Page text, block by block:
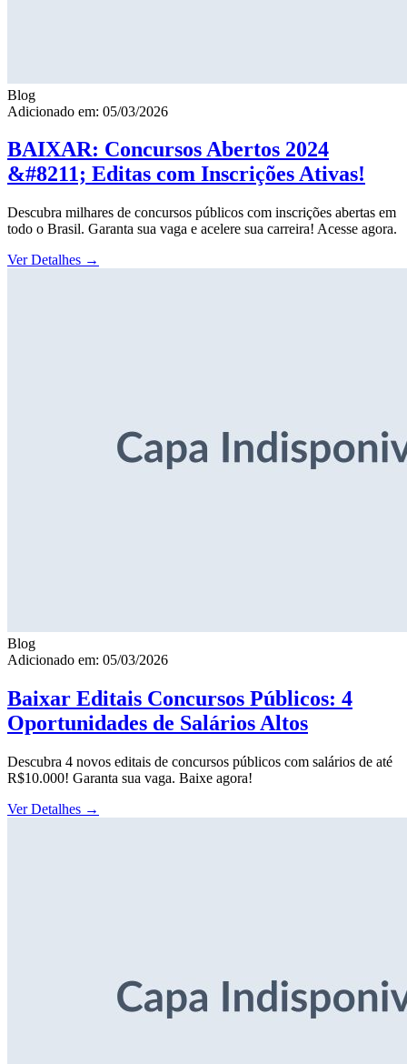
Blog
Adicionado em: 05/03/2026
BAIXAR: Concursos Abertos 2024
&#8211; Editas com Inscrições Ativas!
Descubra milhares de concursos públicos com inscrições abertas em
todo o Brasil. Garanta sua vaga e acelere sua carreira! Acesse agora.
Ver Detalhes →
Blog
Adicionado em: 05/03/2026
Baixar Editais Concursos Públicos: 4
Oportunidades de Salários Altos
Descubra 4 novos editais de concursos públicos com salários de até
R$10.000! Garanta sua vaga. Baixe agora!
Ver Detalhes →